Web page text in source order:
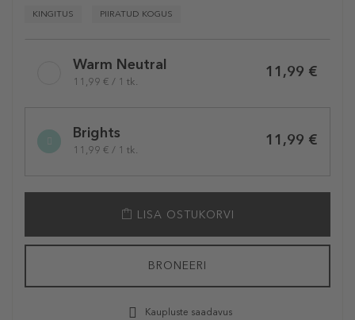
KINGITUS PIIRATUD KOGUS
variationWarm Neutral
11,99 € / 1 tk.
11,99 €
Brights
11,99 € / 1 tk.
11,99 €
LISA OSTUKORVI
BRONEERI
Kaupluste saadavus